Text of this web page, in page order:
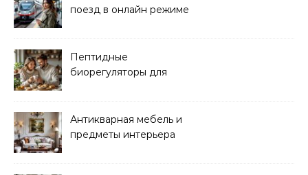
поезд в онлайн режиме
Пептидные
биорегуляторы для
Антикварная мебель и
предметы интерьера